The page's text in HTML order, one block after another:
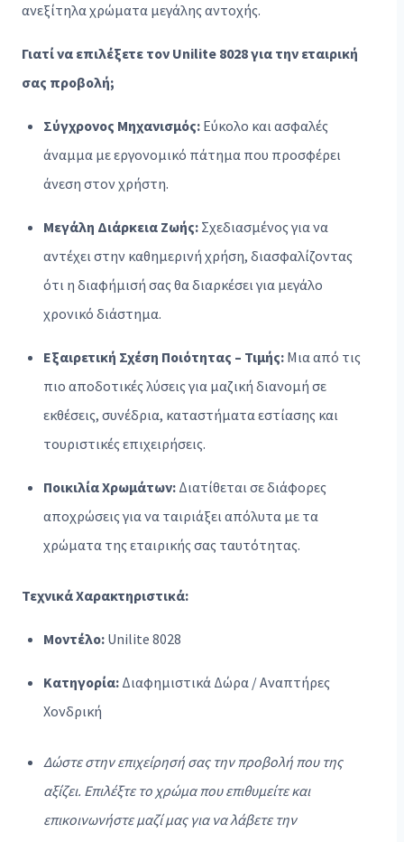
ανεξίτηλα χρώματα μεγάλης αντοχής.
Γιατί να επιλέξετε τον Unilite 8028 για την εταιρική
σας προβολή;
Σύγχρονος Μηχανισμός: Εύκολο και ασφαλές
άναμμα με εργονομικό πάτημα που προσφέρει
άνεση στον χρήστη.
Μεγάλη Διάρκεια Ζωής: Σχεδιασμένος για να
αντέχει στην καθημερινή χρήση, διασφαλίζοντας
ότι η διαφήμισή σας θα διαρκέσει για μεγάλο
χρονικό διάστημα.
Εξαιρετική Σχέση Ποιότητας – Τιμής: Μια από τις
πιο αποδοτικές λύσεις για μαζική διανομή σε
εκθέσεις, συνέδρια, καταστήματα εστίασης και
τουριστικές επιχειρήσεις.
Ποικιλία Χρωμάτων: Διατίθεται σε διάφορες
αποχρώσεις για να ταιριάξει απόλυτα με τα
χρώματα της εταιρικής σας ταυτότητας.
Τεχνικά Χαρακτηριστικά:
Μοντέλο: Unilite 8028
Κατηγορία: Διαφημιστικά Δώρα / Αναπτήρες
Χονδρική
Δώστε στην επιχείρησή σας την προβολή που της
αξίζει. Επιλέξτε το χρώμα που επιθυμείτε και
επικοινωνήστε μαζί μας για να λάβετε την